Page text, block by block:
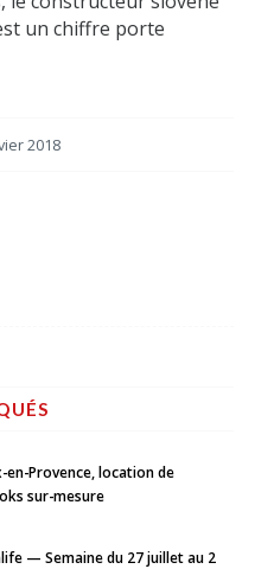
un chiffre porte
2018
en-Provence, location de
sur-mesure
— Semaine du 27 juillet au 2